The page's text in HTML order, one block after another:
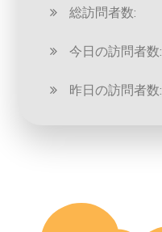
総訪問者数:
今日の訪問者数:
昨日の訪問者数: